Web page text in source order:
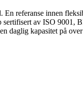
En referanse innen
sertifisert av ISO 9001,
daglig kapasitet på